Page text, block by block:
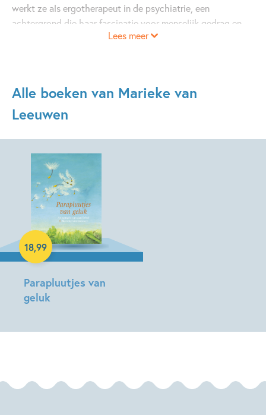
werkt ze als ergotherapeut in de psychiatrie, een
achtergrond die haar fascinatie voor menselijk gedrag en
emoties voedt. Ze tekent het liefst werelden waarin je
Lees meer
Alle boeken van Marieke van
Leeuwen
Parapluutjes van
geluk
van
van
18,99
Hardcover